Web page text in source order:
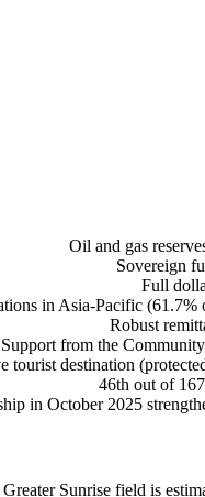
Oil and gas
Sovereign
Full
in Asia-Pacific
Robust
Support from the
tourist destination
46th out of
in October 2025
Sunrise field is